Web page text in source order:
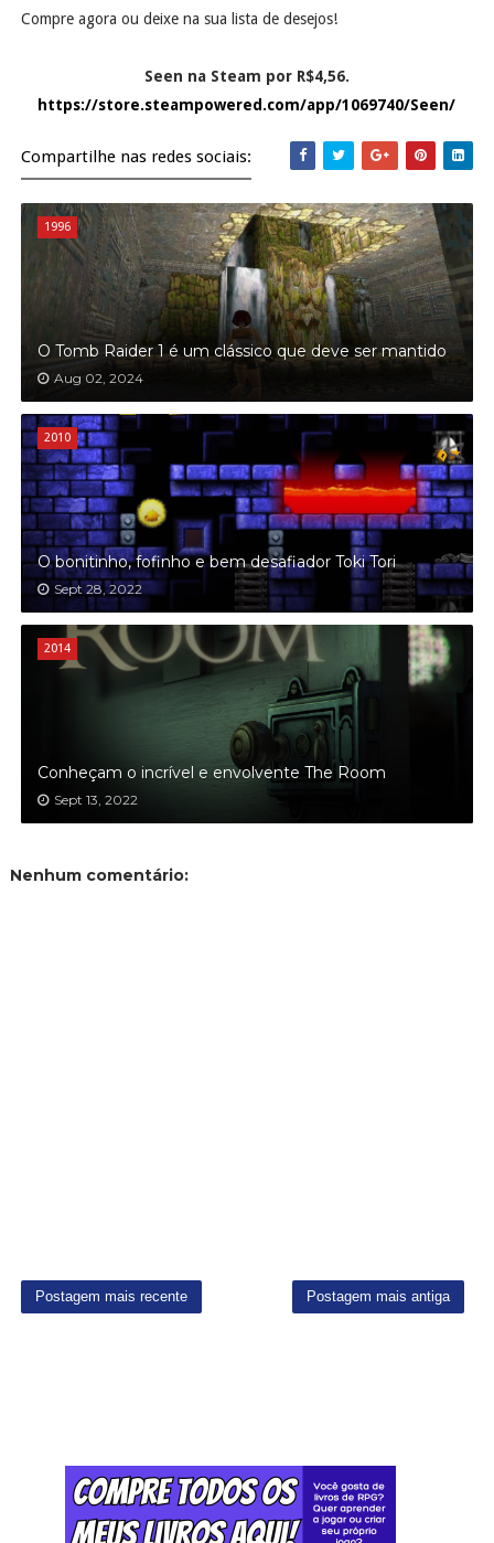
Compre agora ou deixe na sua lista de desejos!
Seen na Steam por R$4,56.
https://store.steampowered.com/app/1069740/Seen/
Compartilhe nas redes sociais:
1996
O Tomb Raider 1 é um clássico que deve ser mantido
Aug 02, 2024
2010
O bonitinho, fofinho e bem desafiador Toki Tori
Sept 28, 2022
2014
Conheçam o incrível e envolvente The Room
Sept 13, 2022
Nenhum comentário:
Postagem mais recente Postagem mais antiga